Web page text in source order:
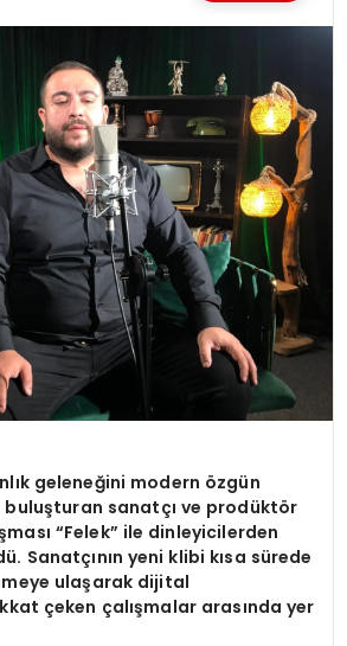
geleneğini modern özgün
buluşturan sanatçı ve prodüktör
“Felek” ile dinleyicilerden
Sanatçının yeni klibi kısa sürede
ulaşarak dijital
çeken çalışmalar arasında yer